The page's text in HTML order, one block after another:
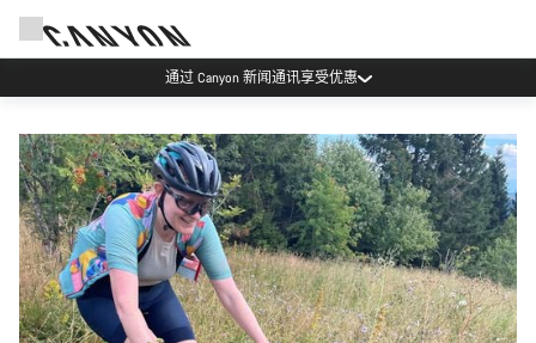
通过 Canyon 新闻通讯享受优惠